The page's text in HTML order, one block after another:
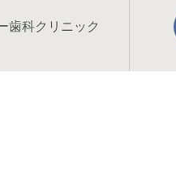
歯科クリニック